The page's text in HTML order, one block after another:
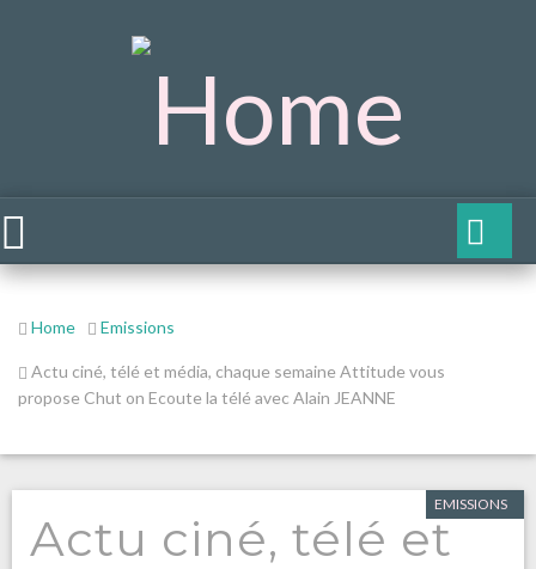
Home Emissions
Actu ciné, télé et média, chaque semaine Attitude vous
propose Chut on Ecoute la télé avec Alain JEANNE
EMISSIONS
Actu ciné, télé et